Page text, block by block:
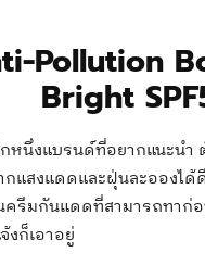
Pollution
Bright
นึ่งแบรนด์ที่อยากแนะนำ
แสงแดดและฝุ่นละอองได้
รีมกันแดดที่สามารถทาก่
ก็เอาอยู่